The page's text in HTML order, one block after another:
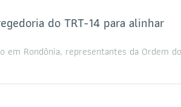
do TRT-14 para alinhar
Rondônia, representantes da Ordem